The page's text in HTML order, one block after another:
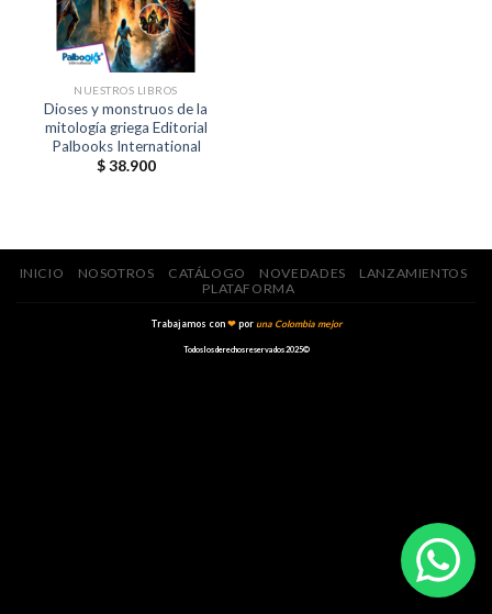
NUESTROS LIBROS
Dioses y monstruos de la
mitología griega Editorial
Palbooks International
$38.900
INICIO NOSOTROS CATÁLOGO NOVEDADES
LANZAMIENTOS
PLATAFORMA
Trabajamos con❤poruna Colombia mejor
Todos los derechos reservados 2025©️